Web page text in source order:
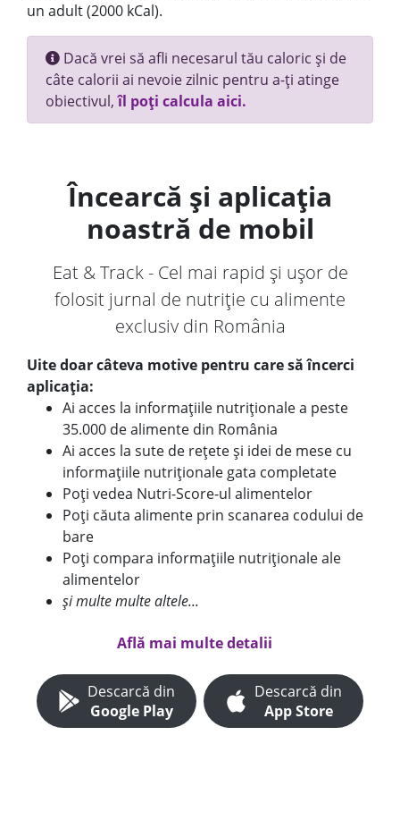
un adult (2000 kCal).
Dacă vrei să afli necesarul tău caloric și de
câte calorii ai nevoie zilnic pentru a-ți atinge
obiectivul,îl poți calcula aici.
Încearcă și aplicația
noastră de mobil
Eat & Track - Cel mai rapid și ușor de
folosit jurnal de nutriție cu alimente
exclusiv din România
Uite doar câteva motive pentru care să încerci
aplicația:
Ai acces la informațiile nutriționale a peste
35.000 de alimente din România
Ai acces la sute de rețete și idei de mese cu
informațiile nutriționale gata completate
Poți vedea Nutri-Score-ul alimentelor
Poți căuta alimente prin scanarea codului de
bare
Poți compara informațiile nutriționale ale
alimentelor
și multe multe altele...
Află mai multe detalii
Descarcă din
Google Play
Descarcă din
App Store